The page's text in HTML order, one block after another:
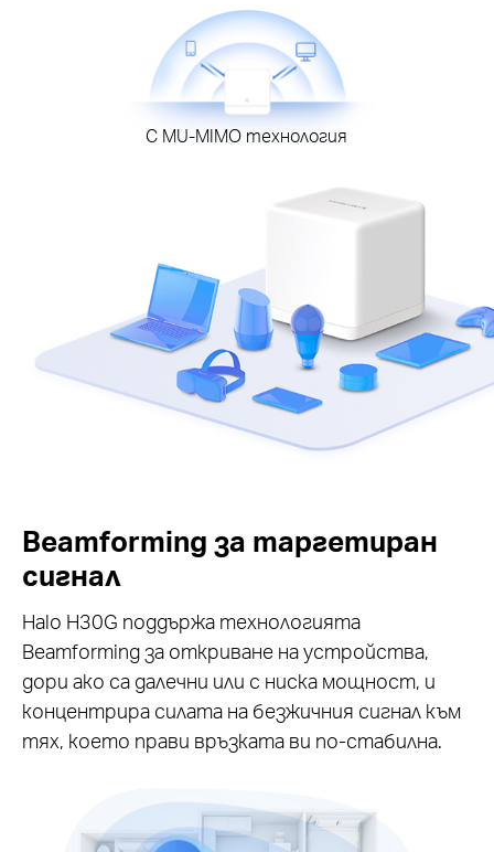
С MU-MIMO технология
Beamforming за таргетиран
сигнал
Halo H30G поддържа технологията
Beamforming за откриване на устройства,
дори ако са далечни или с ниска мощност, и
концентрира силата на безжичния сигнал към
тях, което прави връзката ви по-стабилна.